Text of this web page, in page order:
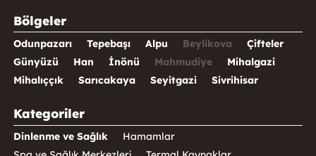
Bölgeler
Odunpazarı Tepebaşı Alpu Beylikova
Çifteler
Günyüzü
Han İnönü Mahmudiye
Mihalgazi
Mihalıççık
Sarıcakaya Seyitgazi Sivrihisar
Kategoriler
Dinlenme ve Sağlık
Hamamlar